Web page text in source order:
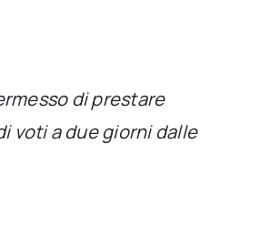
di prestare
voti a due giorni dalle